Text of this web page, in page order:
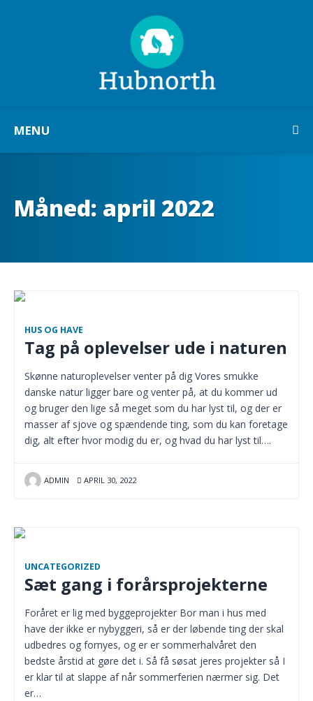
MENU
Måned: april 2022
HUS OG HAVE
Tag på oplevelser ude i naturen
Skønne naturoplevelser venter på dig Vores smukke
danske natur ligger bare og venter på, at du kommer ud
og bruger den lige så meget som du har lyst til, og der er
masser af sjove og spændende ting, som du kan foretage
dig, alt efter hvor modig du er, og hvad du har lyst til….
ADMIN APRIL 30, 2022
UNCATEGORIZED
Sæt gang i forårsprojekterne
Foråret er lig med byggeprojekter Bor man i hus med
have der ikke er nybyggeri, så er der løbende ting der skal
udbedres og fornyes, og er er sommerhalvåret den
bedste årstid at gøre det i. Så få søsat jeres projekter så I
er klar til at slappe af når sommerferien nærmer sig. Det
er…